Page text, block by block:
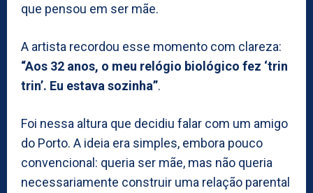
que pensou em ser mãe.
A artista recordou esse momento com clareza:
“Aos 32 anos, o meu relógio biológico fez ‘trin
trin’. Eu estava sozinha”.
Foi nessa altura que decidiu falar com um amigo
do Porto. A ideia era simples, embora pouco
convencional: queria ser mãe, mas não queria
necessariamente construir uma relação parental